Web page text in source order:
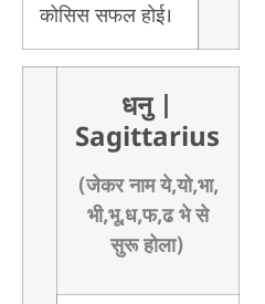
कोसिस सफल होई।
धनु
Sagittarius
(जेकर नाम ये,यो,भा,
भी,भू,ध,फ,ढ भे से
सुरू होला)